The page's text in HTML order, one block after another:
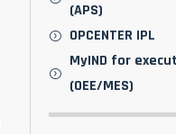
(APS)
OPCENTER IPL
MyIND for
(OEE/MES)